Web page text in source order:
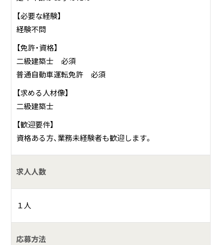
【必要な経験】
経験不問
【免許・資格】
二級建築士 必須
普通自動車運転免許 必須
【求める人材像】
二級建築士
【歓迎要件】
資格ある方、業務未経験者も歓迎します。
求人人数
１人
応募方法